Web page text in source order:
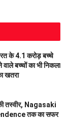
के 4.1 करोड़ बच्चे
बच्चों का भी निकला
खतरा
तस्वीर, Nagasaki
तक का सफर